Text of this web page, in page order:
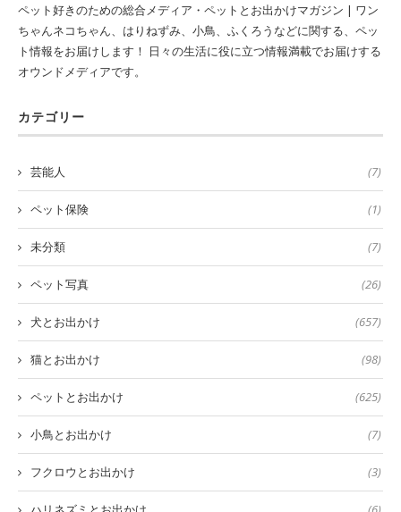
ペット好きのための総合メディア・ペットとお出かけマガジン | ワン
ちゃんネコちゃん、はりねずみ、小鳥、ふくろうなどに関する、ペッ
ト情報をお届けします！ 日々の生活に役に立つ情報満載でお届けする
オウンドメディアです。
カテゴリー
芸能人 (7)
ペット保険 (1)
未分類 (7)
ペット写真 (26)
犬とお出かけ (657)
猫とお出かけ (98)
ペットとお出かけ (625)
小鳥とお出かけ (7)
フクロウとお出かけ (3)